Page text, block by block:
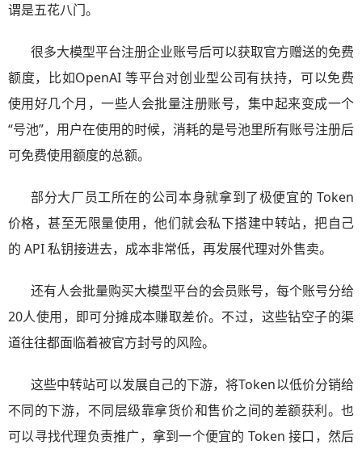
谓是五花八门。
很多大模型平台注册企业账号后可以获取官方赠送的免费
额度，比如OpenAI 等平台对创业型公司有扶持，可以免费
使用好几个月，一些人会批量注册账号，集中起来变成一个
“号池”，用户在使用的时候，消耗的是号池里所有账号注册后
可免费使用额度的总额。
部分大厂员工所在的公司本身就拿到了极便宜的 Token
价格，甚至无限量使用，他们就会私下搭建中转站，把自己
的 API 私钥接进去，成本非常低，再发展代理对外售卖。
还有人会批量购买大模型平台的会员账号，每个账号分给
20人使用，即可分摊成本赚取差价。不过，这些钻空子的渠
道往往都面临着被官方封号的风险。
这些中转站可以发展自己的下游，将Token以低价分销给
不同的下游，不同层级靠拿货价和售价之间的差额获利。也
可以寻找代理负责推广，拿到一个便宜的 Token 接口，然后